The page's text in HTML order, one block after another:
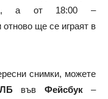
а от 18:00 –
ще се играят в
снимки, можете
във Фейсбук–